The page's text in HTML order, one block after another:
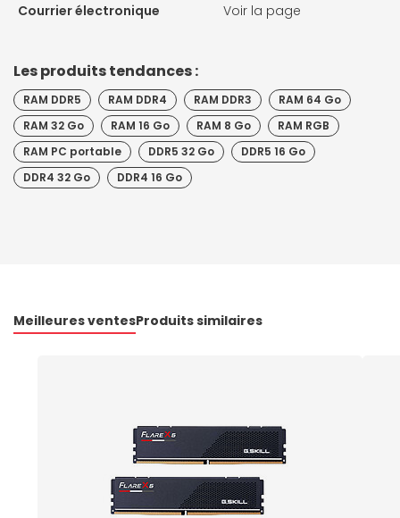
Courrier électronique
Voir la page
Les produits tendances :
RAM DDR5 RAM DDR4 RAM DDR3
RAM 64 Go
RAM 32 Go
RAM 16 Go RAM 8 Go
RAM RGB
RAM PC portable
DDR5 32 Go
DDR5 16 Go
DDR4 32 Go
DDR4 16 Go
Meilleures ventesProduits similaires